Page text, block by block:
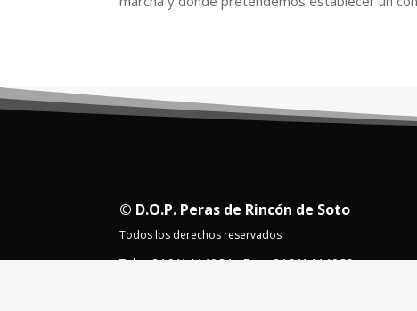
© D.O.P. Peras de Rincón de Soto
Todos los derechos reservados
Tel.: + 34 941 14 19 54 – Fax: +34 941 14 19 55